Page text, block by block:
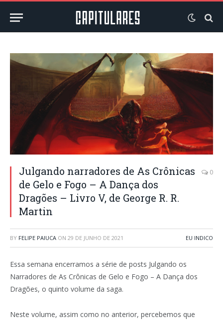
Julgando narradores de As Crônicas
de Gelo e Fogo – A Dança dos
Dragões – Livro V, de George R. R.
Martin
0
BY FELIPE PAIUCA ON 29 DE JUNHO DE 2021 EU INDICO
Essa semana encerramos a série de posts Julgando os
Narradores de As Crônicas de Gelo e Fogo – A Dança dos
Dragões, o quinto volume da saga.
Neste volume, assim como no anterior, percebemos que